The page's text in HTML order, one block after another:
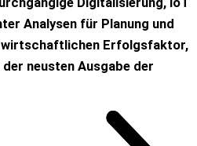
Analysen für Planung und
wirtschaftlichen Erfolgsfaktor,
neusten Ausgabe der